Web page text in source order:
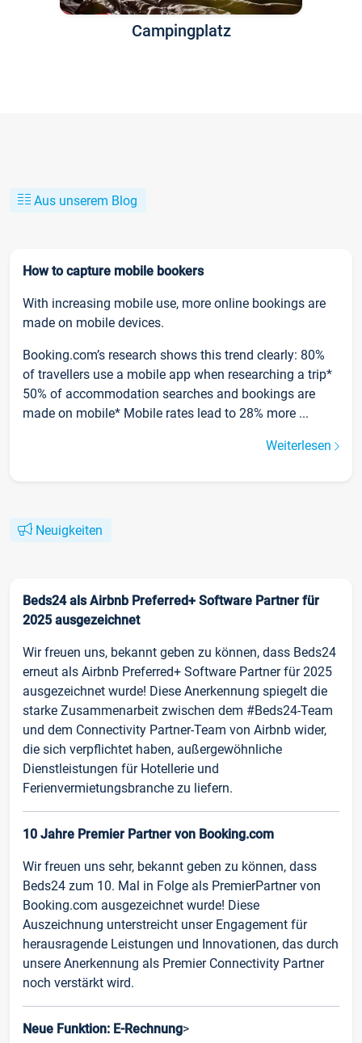
Campingplatz
Aus unserem Blog
How to capture mobile bookers
With increasing mobile use, more online bookings are
made on mobile devices.
Booking.com’s research shows this trend clearly: 80%
of travellers use a mobile app when researching a trip*
50% of accommodation searches and bookings are
made on mobile* Mobile rates lead to 28% more ...
Weiterlesen
Neuigkeiten
Beds24 als Airbnb Preferred+ Software Partner für
2025 ausgezeichnet
Wir freuen uns, bekannt geben zu können, dass Beds24
erneut als Airbnb Preferred+ Software Partner für 2025
ausgezeichnet wurde! Diese Anerkennung spiegelt die
starke Zusammenarbeit zwischen dem #Beds24-Team
und dem Connectivity Partner-Team von Airbnb wider,
die sich verpflichtet haben, außergewöhnliche
Dienstleistungen für Hotellerie und
Ferienvermietungsbranche zu liefern.
10 Jahre Premier Partner von Booking.com
Wir freuen uns sehr, bekannt geben zu können, dass
Beds24 zum 10. Mal in Folge als PremierPartner von
Booking.com ausgezeichnet wurde! Diese
Auszeichnung unterstreicht unser Engagement für
herausragende Leistungen und Innovationen, das durch
unsere Anerkennung als Premier Connectivity Partner
noch verstärkt wird.
Neue Funktion: E-Rechnung>